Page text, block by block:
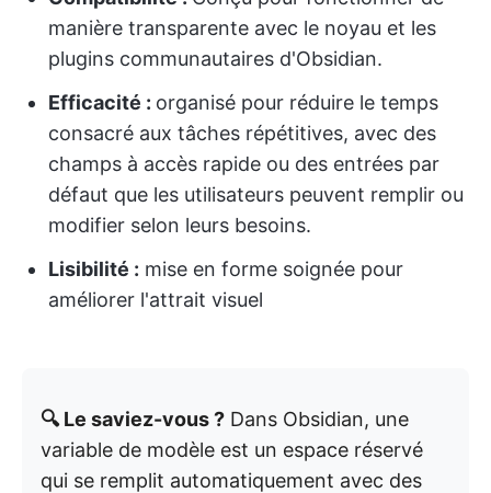
manière transparente avec le noyau et les
plugins communautaires d'Obsidian.
Efficacité : organisé pour réduire le temps
consacré aux tâches répétitives, avec des
champs à accès rapide ou des entrées par
défaut que les utilisateurs peuvent remplir ou
modifier selon leurs besoins.
Lisibilité : mise en forme soignée pour
améliorer l'attrait visuel
🔍 Le saviez-vous ? Dans Obsidian, une
variable de modèle est un espace réservé
qui se remplit automatiquement avec des